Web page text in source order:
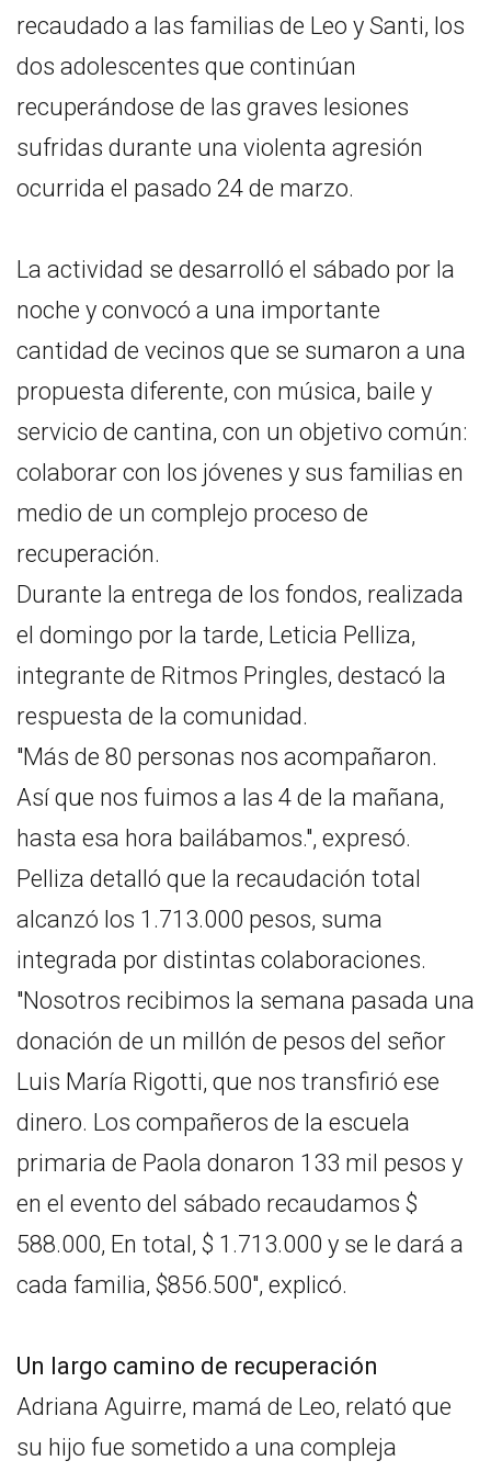
recaudado a las familias de Leo y Santi, los
dos adolescentes que continúan
recuperándose de las graves lesiones
sufridas durante una violenta agresión
ocurrida el pasado 24 de marzo.
La actividad se desarrolló el sábado por la
noche y convocó a una importante
cantidad de vecinos que se sumaron a una
propuesta diferente, con música, baile y
servicio de cantina, con un objetivo común:
colaborar con los jóvenes y sus familias en
medio de un complejo proceso de
recuperación.
Durante la entrega de los fondos, realizada
el domingo por la tarde, Leticia Pelliza,
integrante de Ritmos Pringles, destacó la
respuesta de la comunidad.
"Más de 80 personas nos acompañaron.
Así que nos fuimos a las 4 de la mañana,
hasta esa hora bailábamos.", expresó.
Pelliza detalló que la recaudación total
alcanzó los 1.713.000 pesos, suma
integrada por distintas colaboraciones.
"Nosotros recibimos la semana pasada una
donación de un millón de pesos del señor
Luis María Rigotti, que nos transfirió ese
dinero. Los compañeros de la escuela
primaria de Paola donaron 133 mil pesos y
en el evento del sábado recaudamos $
588.000, En total, $ 1.713.000 y se le dará a
cada familia, $856.500", explicó.
Un largo camino de recuperación
Adriana Aguirre, mamá de Leo, relató que
su hijo fue sometido a una compleja